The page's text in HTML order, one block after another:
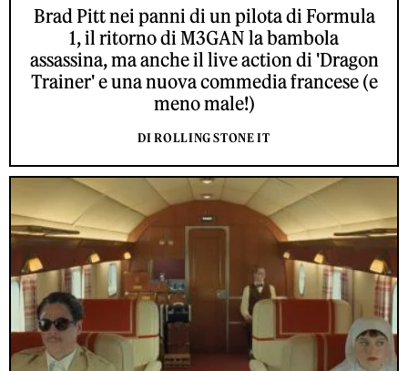
Brad Pitt nei panni di un pilota di Formula
1, il ritorno di M3GAN la bambola
assassina, ma anche il live action di 'Dragon
Trainer' e una nuova commedia francese (e
meno male!)
DI ROLLING STONE IT